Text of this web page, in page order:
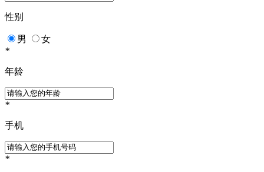
性别
男
女
*
年龄
*
手机
*